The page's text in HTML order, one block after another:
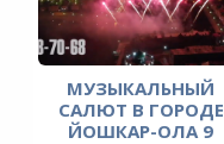
МУЗЫКАЛЬНЫЙ
САЛЮТ В ГОРОДЕ
ЙОШКАР-ОЛА 9